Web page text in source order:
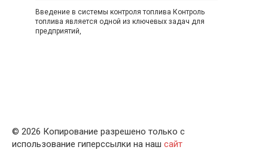
Введение в системы контроля топлива Контроль
топлива является одной из ключевых задач для
предприятий,
© 2026 Копирование разрешено только с
использование гиперссылки на наш сайт